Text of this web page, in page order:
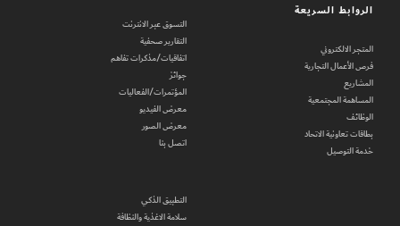
الروابط السريعة
المتجر الالكتروني
فرص الأعمال التجارية
المشاريع
المساهمة المجتمعية
الوظائف
بطاقات تعاونية الاتحاد
خدمة التوصيل
التسوق عبر الانترنت
التقارير صحفية
اتفاقيات/مذكرات تفاهم
جوائز
المؤتمرات/الفعاليات
معرض الفيديو
معرض الصور
اتصل بنا
التطبيق الذكي
سلامة الاغذية والنظافة